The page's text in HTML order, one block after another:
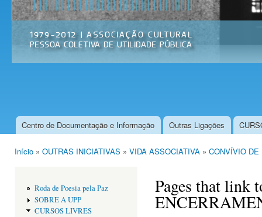
Menu principal
Centro de Documentação e Informação Outras Ligações
Início » OUTRAS INICIATIVAS » VIDA ASSOCIATIVA » CONVÍVIO DE
Roda de Poesia pela Paz
SOBRE A UPP
CURSOS LIVRES
Pages that link